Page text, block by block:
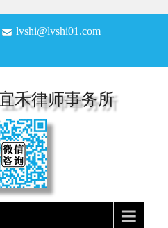
lvshi@lvshi01.com
禾律师事务所